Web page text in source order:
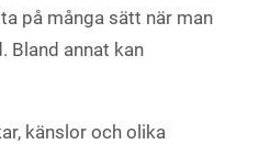
på många sätt när man
Bland annat kan
känslor och olika